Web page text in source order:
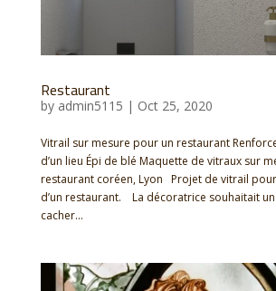
Restaurant
by admin5115 | Oct 25, 2020
Vitrail sur mesure pour un restaurant
d’un lieu Épi de blé Maquette de vitraux sur
restaurant coréen, Lyon Projet de vitrail
d’un restaurant. La décoratrice souhaitait
cacher...